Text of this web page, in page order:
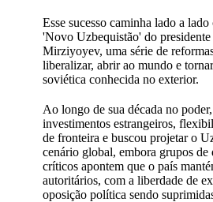
Esse sucesso caminha lado a
'Novo Uzbequistão' do
Mirziyoyev, uma série de
liberalizar, abrir ao mundo e
soviética conhecida no exterior.
Ao longo de sua década no
investimentos estrangeiros,
de fronteira e buscou projetar o
cenário global, embora grupos de
críticos apontem que o país
autoritários, com a liberdade de
oposição política sendo